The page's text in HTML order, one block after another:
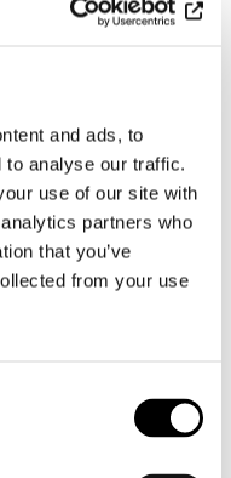
and ads, to
to analyse our traffic.
use of our site with
partners who
that you’ve
from your use
än engelskan för
språkhusen
men en
på
om
som beställer en